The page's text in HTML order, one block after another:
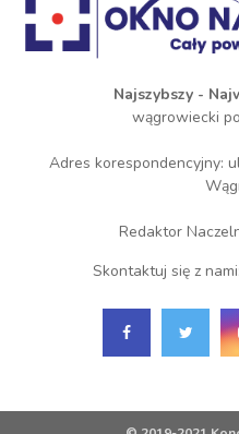
Najszybszy -
wągrowiecki
Adres korespondencyjny:
Redaktor
Skontaktuj się z nami: